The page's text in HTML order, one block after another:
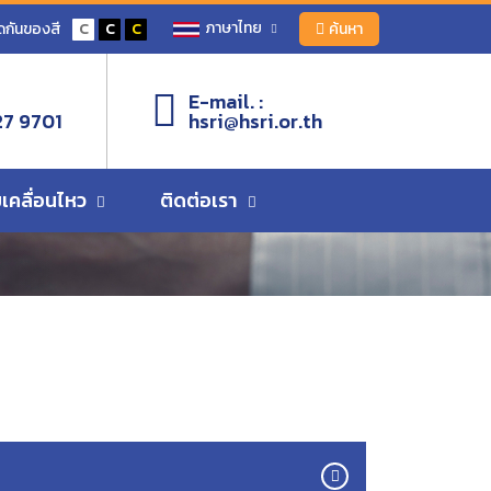
กันของสี C C C ภาษาไทย ค้นหา
9701
E-mail. :
hsri@hsri.or.th
คลื่อนไหว ติดต่อเรา